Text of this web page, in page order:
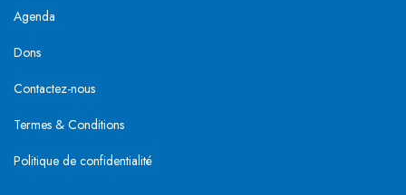
Agenda
Dons
Contactez-nous
Termes & Conditions
Politique de confidentialité